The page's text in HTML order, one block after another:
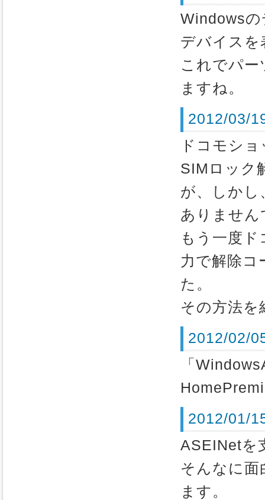
Windows
デバイスを
これでパ
ますね。
2012/03/
ドコモシ
SIMロック
が、しかし
ありません
もう一度
力で解除コ
た。
その方法を
2012/02/
「
2012/01/
ASEINetを
そんなに
ます。